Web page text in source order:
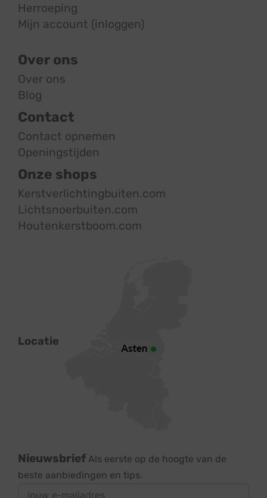
Herroeping
Mijn account (inloggen)
Over ons
Over ons
Blog
Contact
Contact opnemen
Openingstijden
Onze shops
Kerstverlichtingbuiten.com
Lichtsnoerbuiten.com
Houtenkerstboom.com
Locatie
Nieuwsbrief Als eerste op de hoogte van de
beste aanbiedingen en tips.